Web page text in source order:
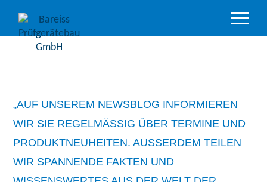
Service
Support &
Downloads
„AUF UNSEREM NEWSBLOG INFORMIEREN
WIR SIE REGELMÄSSIG ÜBER TERMINE UND P
RODUKTNEUHEITEN. AUSSERDEM TEILEN WI
R SPANNENDE FAKTEN UND WI